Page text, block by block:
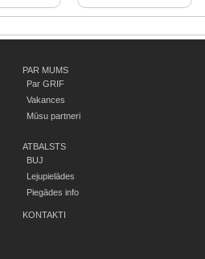
PAR MUMS
Par GRIF
Vakances
Mūsu partneri
ATBALSTS
BUJ
Lejupielādes
Piegādes info
KONTAKTI